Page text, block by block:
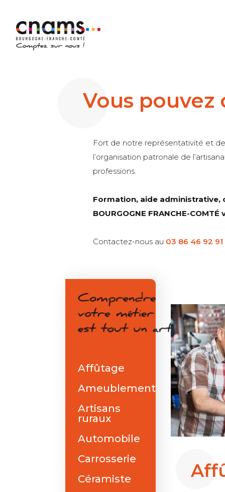
Vous pouvez
Fort de notre représentativité et
l’organisation patronale de
professions.
Formation, aide administrative,
BOURGOGNE FRANCHE-
Contactez-nous au 03 86 46 92 91
Affûtage
Ameublement
Artisans
ruraux
Automobile
Carrosserie
Céramiste